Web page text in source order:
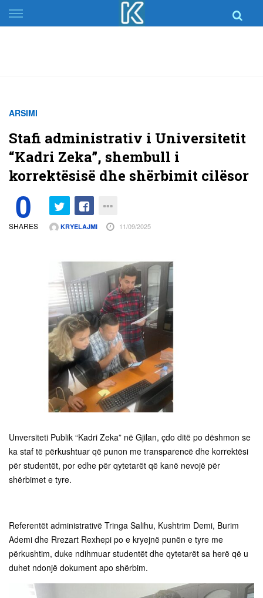
Skip
to
ARSIMI
Stafi administrativ i Universitetit
“Kadri Zeka”, shembull i
korrektësisë dhe shërbimit cilësor
0
SHARES KRYELAJMI 11/09/2025
Unversiteti Publik “Kadri Zeka” në Gjilan, çdo ditë po dëshmon se
ka staf të përkushtuar që punon me transparencë dhe korrektësi
për studentët, por edhe për qytetarët që kanë nevojë për
shërbimet e tyre.
Referentët administrativë Tringa Salihu, Kushtrim Demi, Burim
Ademi dhe Rrezart Rexhepi po e kryejnë punën e tyre me
përkushtim, duke ndihmuar studentët dhe qytetarët sa herë që u
duhet ndonjë dokument apo shërbim.